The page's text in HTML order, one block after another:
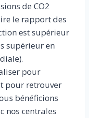
de CO2
le rapport des
est supérieur
supérieur en
pour
pour retrouver
bénéficions
nos centrales